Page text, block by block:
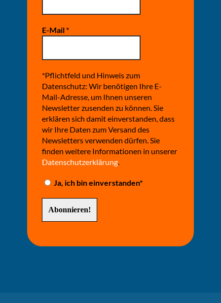
E-Mail*
*Pflichtfeld und Hinweis zum
Datenschutz: Wir benötigen Ihre E-
Mail-Adresse, um Ihnen unseren
Newsletter zusenden zu können. Sie
erklären sich damit einverstanden, dass
wir Ihre Daten zum Versand des
Newsletters verwenden dürfen. Sie
finden weitere Informationen in unserer
Datenschutzerklärung.
Ja, ich bin einverstanden*